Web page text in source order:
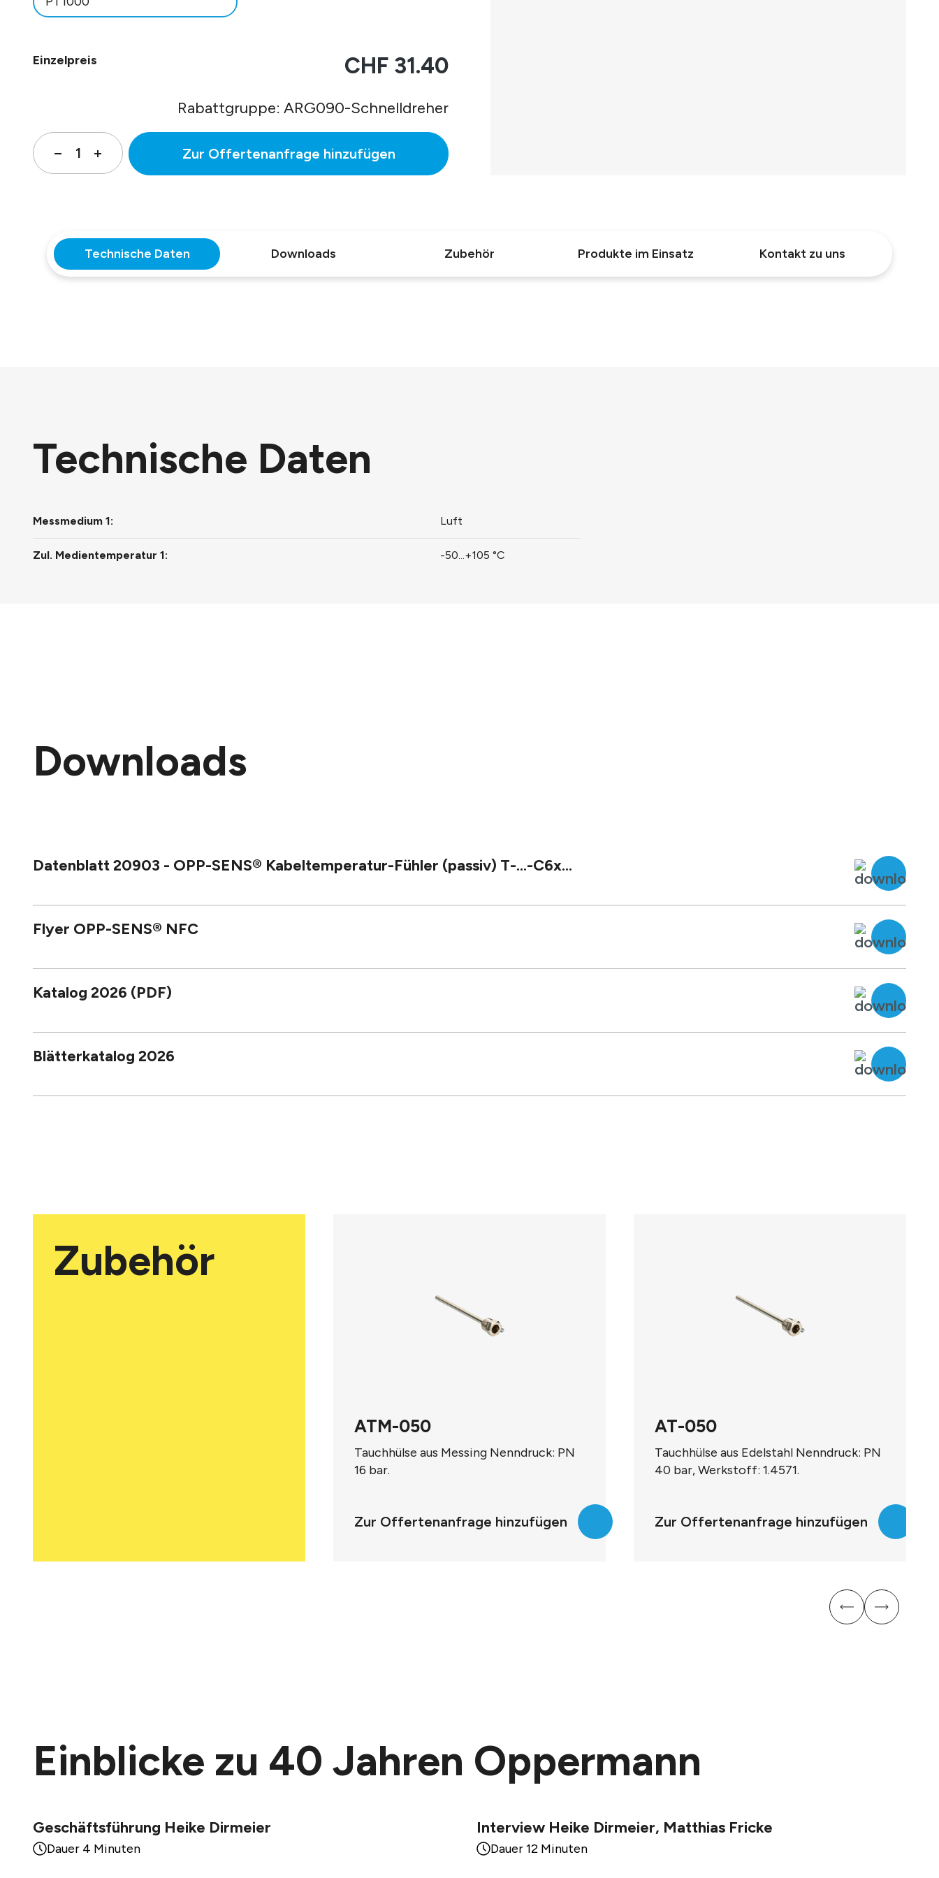
Einzelpreis CHF 31.40
Rabattgruppe: ARG090-Schnelldreher
Zur Offertenanfrage hinzufügen
Technische Daten Downloads Zubehör Produkte im Einsatz Kontakt zu uns
Technische Daten
Messmedium 1: Luft
Zul. Medientemperatur 1: -50...+105 °C
Downloads
Datenblatt 20903 - OPP-SENS® Kabeltemperatur-Fühler (passiv) T-...-C6x...
Flyer OPP-SENS® NFC
Katalog 2026 (PDF)
Blätterkatalog 2026
Zubehör
ATM-050
Tauchhülse aus Messing Nenndruck: PN
16 bar.
Einbaulänge: 50 mm
Zur Offertenanfrage hinzufügen
AT-050
Tauchhülse aus Edelstahl Nenndruck: PN
40 bar, Werkstoff: 1.4571.
Einbaulänge: 50 mm
Zur Offertenanfrage hinzufügen
Einblicke zu 40 Jahren Oppermann
Geschäftsführung Heike Dirmeier
Dauer 4 Minuten
Interview Heike Dirmeier, Matthias Fricke
Dauer 12 Minuten